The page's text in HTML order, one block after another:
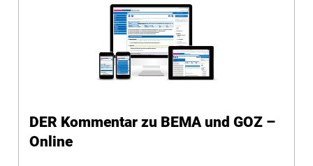
DER Kommentar zu BEMA und GOZ –
Online